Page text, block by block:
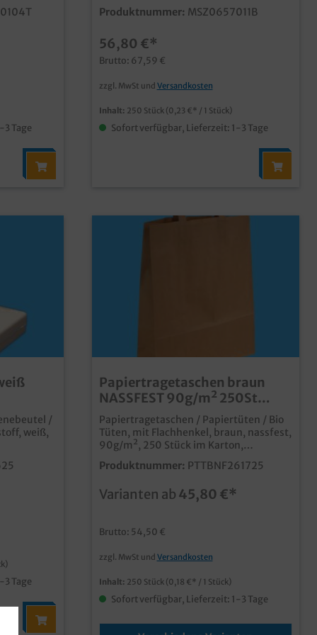
VE
als
im
Zugband
Tage
in weiß, 250 Stück in VE (10x25 auf
Rolle)stabile und qualitative
Zugband zum komfortablen und
schnellen Verschließen
Produktnummer: MSZ0657011B
56,80 €*
Brutto: 67,59 €
zzgl. MwSt und Versandkosten
Inhalt: 250 Stück (0,23 €* / 1 Stück)
Sofort verfügbar, Lieferzeit: 1-3 Tage
/
weiß,
Tage
Papiertragetaschen braun
NASSFEST 90g/m² 250St
versch. Größen
Papiertragetaschen / Papiertüten / Bio
Tüten, mit Flachhenkel, braun, nassfest,
90g/m², 250 Stück im Karton,
verschiedene Größen gemäß Auswahl
Unsere nassfesten Tragetaschen aus
dein Verkauf feuchter Produkte, speziell
hoher Kit Wert für optimale
Produkte wie Obst und Gemüse auf
Papiermüllbeutel mit Henkel individuell
bedruckbar ab 5000 Stück
Produktnummer: PTTBNF261725
Varianten ab 45,80 €*
Brutto: 54,50 €
zzgl. MwSt und Versandkosten
Inhalt: 250 Stück (0,18 €* / 1 Stück)
Sofort verfügbar, Lieferzeit: 1-3 Tage